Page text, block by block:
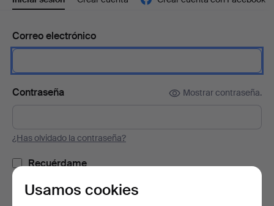
Correo electrónico
Contraseña Mostrar contraseña.
¿Has olvidado la contraseña?
Recuérdame
Usamos cookies